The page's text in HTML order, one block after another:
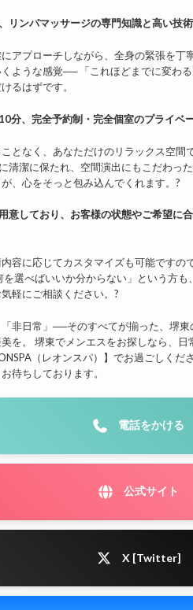
リンパマッサージの専門知識と高い技
アプローチしながら、全身の緊張を丁
ような感覚── 「これほどまでに変わ
るはずです。
分、完全予約制・完全個室のプライベー
となく、あなただけのリラックス空間
清潔に保たれ、空間演出にもこだわっ
、心をそっと包み込んでくれます。?️
意しており、お客様の状態やご希望に
容に応じてカスタマイズも可能ですの
を選べばいいか分からない」という方
軽にご相談ください。?
「非日常」──そのすべてが揃った、堺
を。 堺東でメンエスをお探しなら、日
（レオンスパ）】でお過ごしくだ
待ちしております。
電話をかける
公式サイト
X [Twitter]